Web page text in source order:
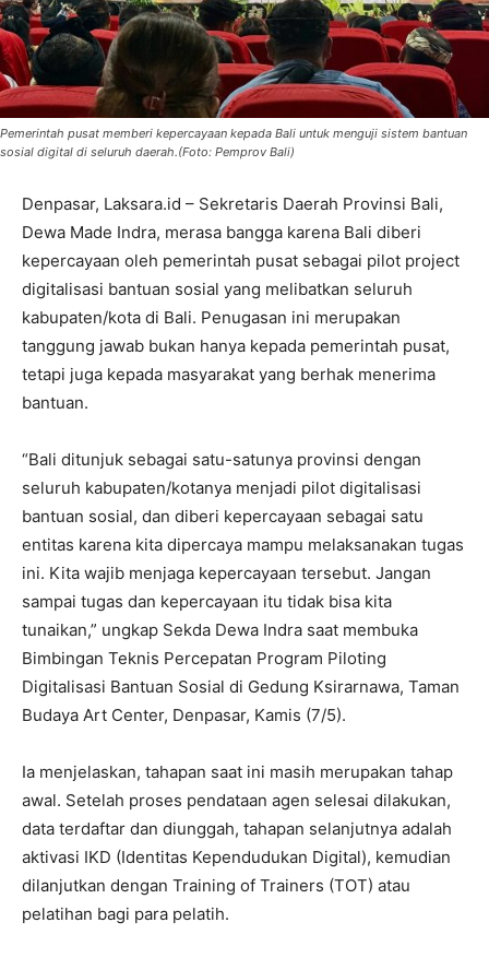
Pemerintah pusat memberi kepercayaan kepada Bali untuk menguji sistem bantuan
sosial digital di seluruh daerah.(Foto: Pemprov Bali)
Denpasar, Laksara.id – Sekretaris Daerah Provinsi Bali,
Dewa Made Indra, merasa bangga karena Bali diberi
kepercayaan oleh pemerintah pusat sebagai pilot project
digitalisasi bantuan sosial yang melibatkan seluruh
kabupaten/kota di Bali. Penugasan ini merupakan
tanggung jawab bukan hanya kepada pemerintah pusat,
tetapi juga kepada masyarakat yang berhak menerima
bantuan.
“Bali ditunjuk sebagai satu-satunya provinsi dengan
seluruh kabupaten/kotanya menjadi pilot digitalisasi
bantuan sosial, dan diberi kepercayaan sebagai satu
entitas karena kita dipercaya mampu melaksanakan tugas
ini. Kita wajib menjaga kepercayaan tersebut. Jangan
sampai tugas dan kepercayaan itu tidak bisa kita
tunaikan,” ungkap Sekda Dewa Indra saat membuka
Bimbingan Teknis Percepatan Program Piloting
Digitalisasi Bantuan Sosial di Gedung Ksirarnawa, Taman
Budaya Art Center, Denpasar, Kamis (7/5).
Ia menjelaskan, tahapan saat ini masih merupakan tahap
awal. Setelah proses pendataan agen selesai dilakukan,
data terdaftar dan diunggah, tahapan selanjutnya adalah
aktivasi IKD (Identitas Kependudukan Digital), kemudian
dilanjutkan dengan Training of Trainers (TOT) atau
pelatihan bagi para pelatih.